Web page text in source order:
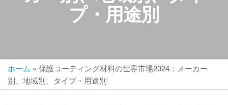
プ・用途別
ホーム » 保護コーティング材料の世界市場2024：メーカー
別、地域別、タイプ・用途別